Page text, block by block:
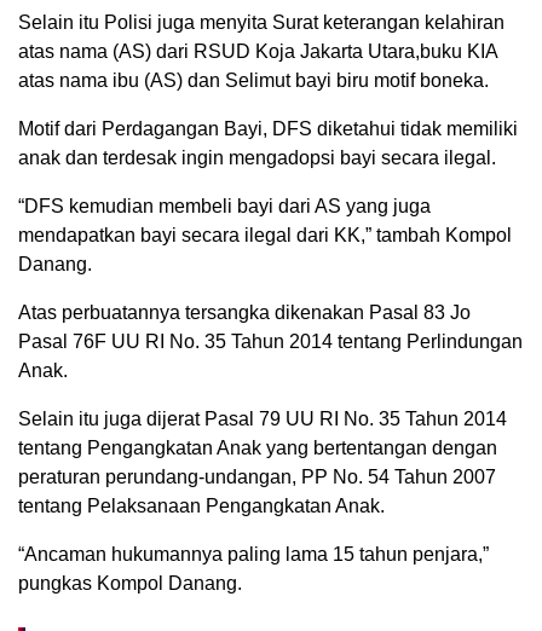
Selain itu Polisi juga menyita Surat keterangan kelahiran
atas nama (AS) dari RSUD Koja Jakarta Utara,buku KIA
atas nama ibu (AS) dan Selimut bayi biru motif boneka.
Motif dari Perdagangan Bayi, DFS diketahui tidak memiliki
anak dan terdesak ingin mengadopsi bayi secara ilegal.
“DFS kemudian membeli bayi dari AS yang juga
mendapatkan bayi secara ilegal dari KK,” tambah Kompol
Danang.
Atas perbuatannya tersangka dikenakan Pasal 83 Jo
Pasal 76F UU RI No. 35 Tahun 2014 tentang Perlindungan
Anak.
Selain itu juga dijerat Pasal 79 UU RI No. 35 Tahun 2014
tentang Pengangkatan Anak yang bertentangan dengan
peraturan perundang-undangan, PP No. 54 Tahun 2007
tentang Pelaksanaan Pengangkatan Anak.
“Ancaman hukumannya paling lama 15 tahun penjara,”
pungkas Kompol Danang.